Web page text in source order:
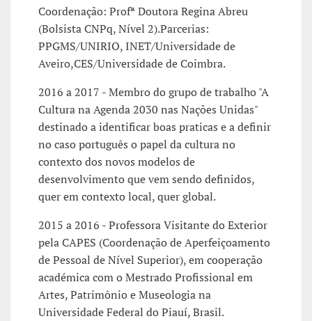
Coordenação: Profª Doutora Regina Abreu
(Bolsista CNPq, Nível 2).Parcerias:
PPGMS/UNIRIO, INET/Universidade de
Aveiro,CES/Universidade de Coimbra.
2016 a 2017 - Membro do grupo de trabalho "A
Cultura na Agenda 2030 nas Nações Unidas"
destinado a identificar boas praticas e a definir
no caso português o papel da cultura no
contexto dos novos modelos de
desenvolvimento que vem sendo definidos,
quer em contexto local, quer global.
2015 a 2016 - Professora Visitante do Exterior
pela CAPES (Coordenação de Aperfeiçoamento
de Pessoal de Nível Superior), em cooperação
académica com o Mestrado Profissional em
Artes, Patrimônio e Museologia na
Universidade Federal do Piauí, Brasil.